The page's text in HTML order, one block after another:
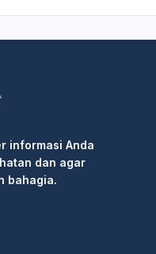
informasi Anda
dan agar
bahagia.